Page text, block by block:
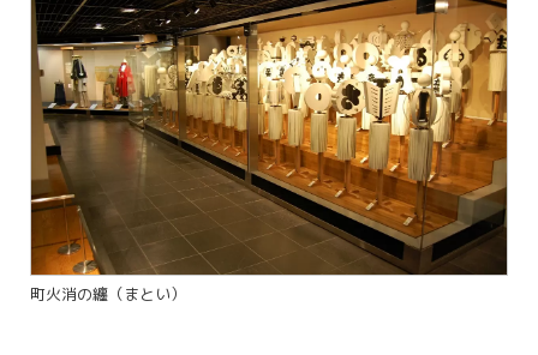
町火消の纏（まとい）